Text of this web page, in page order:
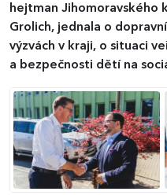
hejtman Jihomoravského
Grolich, jednala o
výzvách v kraji, o situaci
a bezpečnosti dětí na